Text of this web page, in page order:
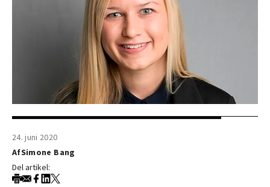
24. juni 2020
AfSimone Bang
Del artikel: